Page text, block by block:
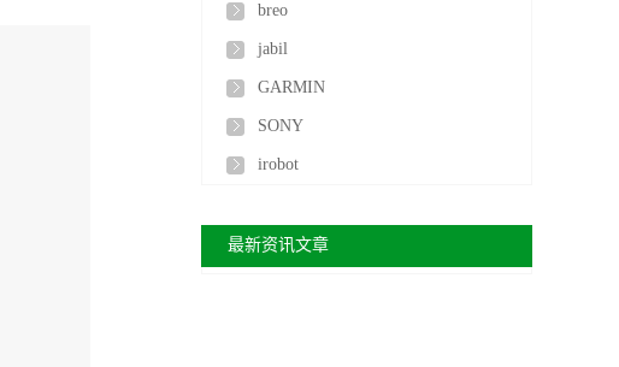
breo
jabil
GARMIN
SONY
irobot
最新资讯文章